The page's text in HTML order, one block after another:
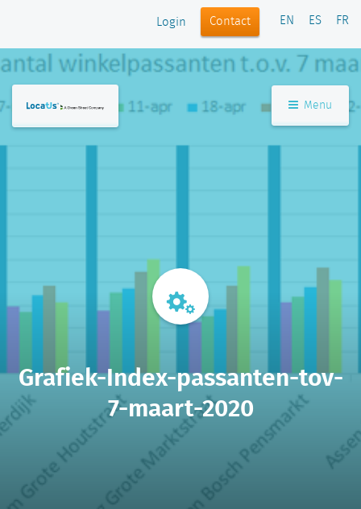
Login Contact EN ES FR
Menu
Grafiek-Index-passanten-tov-
7-maart-2020